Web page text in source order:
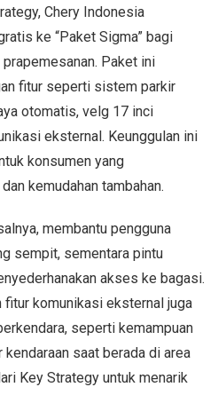
Chery Indonesia
ke “Paket Sigma” bagi
Paket ini
fitur seperti sistem parkir
otomatis, velg 17 inci
eksternal. Keunggulan ini
konsumen yang
kemudahan tambahan.
membantu pengguna
sempit, sementara pintu
akses ke bagasi.
komunikasi eksternal juga
seperti kemampuan
saat berada di area
Key Strategy untuk menarik